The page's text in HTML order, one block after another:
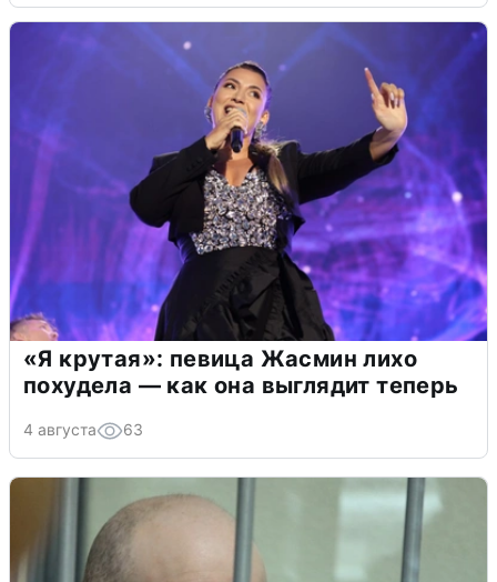
«Я крутая»: певица Жасмин лихо
похудела — как она выглядит теперь
4 августа 63